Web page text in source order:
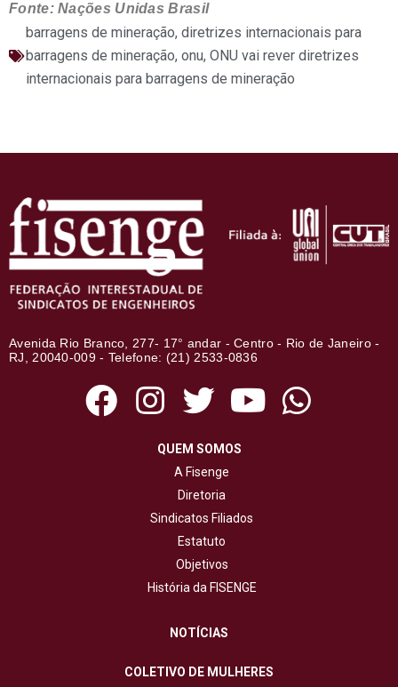
Fonte: Nações Unidas Brasil
barragens de mineração, diretrizes internacionais para
barragens de mineração, onu, ONU vai rever diretrizes
internacionais para barragens de mineração
Avenida Rio Branco, 277- 17° andar - Centro - Rio de Janeiro -
RJ, 20040-009 - Telefone: (21) 2533-0836
QUEM SOMOS
A Fisenge
Diretoria
Sindicatos Filiados
Estatuto
Objetivos
História da FISENGE
NOTÍCIAS
COLETIVO DE MULHERES